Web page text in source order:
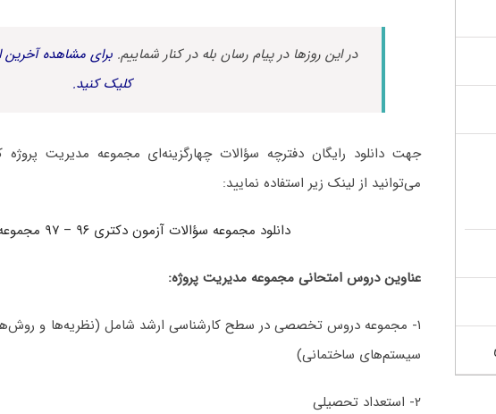
در این روزها در پیام رسان بله در کنار شماییم. برای مشاهده آخرین
کلیک کنید.
می‌توانید از لینک زیر استفاده نمایید:
دانلود مجموعه سؤالات آزمون دکتری ۹۶ – ۹۷ مجموعه مدیریت پروژه
عناوین دروس امتحانی مجموعه مدیریت پروژه:
۱- مجموعه دروس تخصصی در سطح کارشناسی ارشد شامل (نظریه‌ها و
سیستم‌های ساختمانی)
۲- استعداد تحصیلی